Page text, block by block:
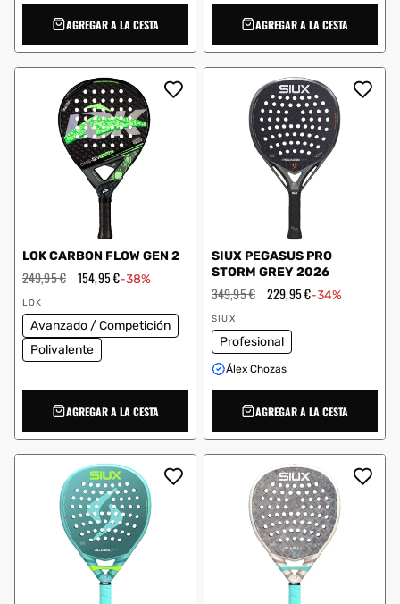
AGREGAR A LA CESTA AGREGAR A LA CESTA
LOK CARBON FLOW GEN 2
Precio
habitual
249,95 € Precio
154,95 €-38%
Proveedor:
LOK
Avanzado / Competición
Polivalente
AGREGAR A LA CESTA
SIUX PEGASUS PRO
STORM GREY 2026
Precio
habitual
349,95 € Precio
229,95 €-34%
Proveedor:
SIUX
Profesional
Álex Chozas
AGREGAR A LA CESTA